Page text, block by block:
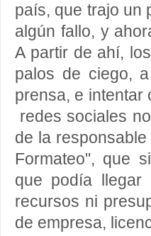
país, que trajo un
algún fallo, y
A partir de ahí,
palos de ciego,
prensa, e intentar
redes sociales
de la
Formateo", que
que podía llegar
recursos ni
de empresa,